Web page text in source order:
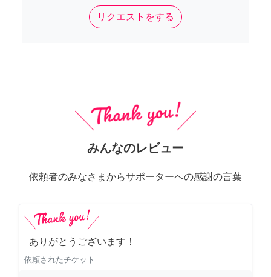
リクエストをする
みんなのレビュー
依頼者のみなさまからサポーターへの感謝の言葉
ありがとうございます！
依頼されたチケット